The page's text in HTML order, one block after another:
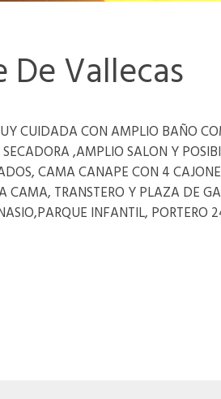
Vallecas
CUIDADA CON AMPLIO BAÑO
,AMPLIO SALON Y
CAMA CANAPE CON 4
TRANSTERO Y PLAZA DE
INFANTIL, PORTERO